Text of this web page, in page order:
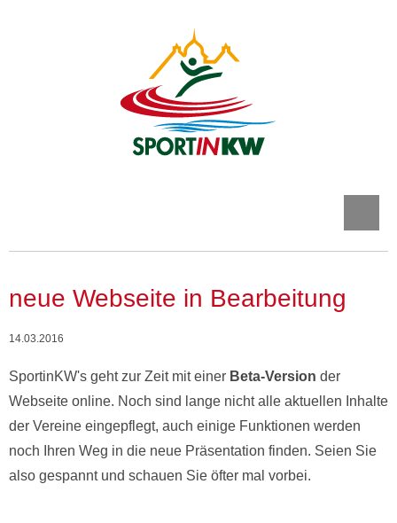
neue Webseite in Bearbeitung
14.03.2016
SportinKW's geht zur Zeit mit einer Beta-Version der
Webseite online. Noch sind lange nicht alle aktuellen Inhalte
der Vereine eingepflegt, auch einige Funktionen werden
noch Ihren Weg in die neue Präsentation finden. Seien Sie
also gespannt und schauen Sie öfter mal vorbei.